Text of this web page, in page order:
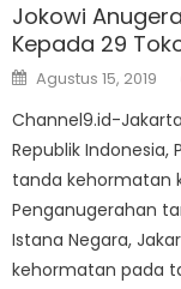
Jokowi
Kepada 29
Posted
on
Agustus 15, 2019
Channel9.id-
Republik
tanda kehormatan
Penganugerahan
Istana Negara,
kehormatan pada